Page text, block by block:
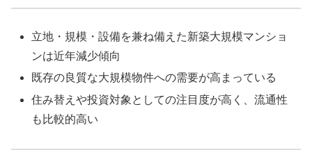
立地・規模・設備を兼ね備えた新築大規模マンショ
ンは近年減少傾向
既存の良質な大規模物件への需要が高まっている
住み替えや投資対象としての注目度が高く、流通性
も比較的高い